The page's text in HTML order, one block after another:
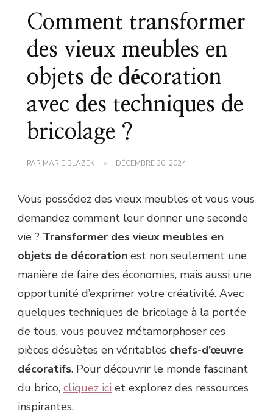
Comment transformer
des vieux meubles en
objets de décoration
avec des techniques de
bricolage ?
PAR MARIE BLAZEK DÉCEMBRE 30, 2024
Vous possédez des vieux meubles et vous vous
demandez comment leur donner une seconde
vie ? Transformer des vieux meubles en
objets de décoration est non seulement une
manière de faire des économies, mais aussi une
opportunité d’exprimer votre créativité. Avec
quelques techniques de bricolage à la portée
de tous, vous pouvez métamorphoser ces
pièces désuètes en véritables chefs-d’œuvre
décoratifs. Pour découvrir le monde fascinant
du brico, cliquez ici et explorez des ressources
inspirantes.